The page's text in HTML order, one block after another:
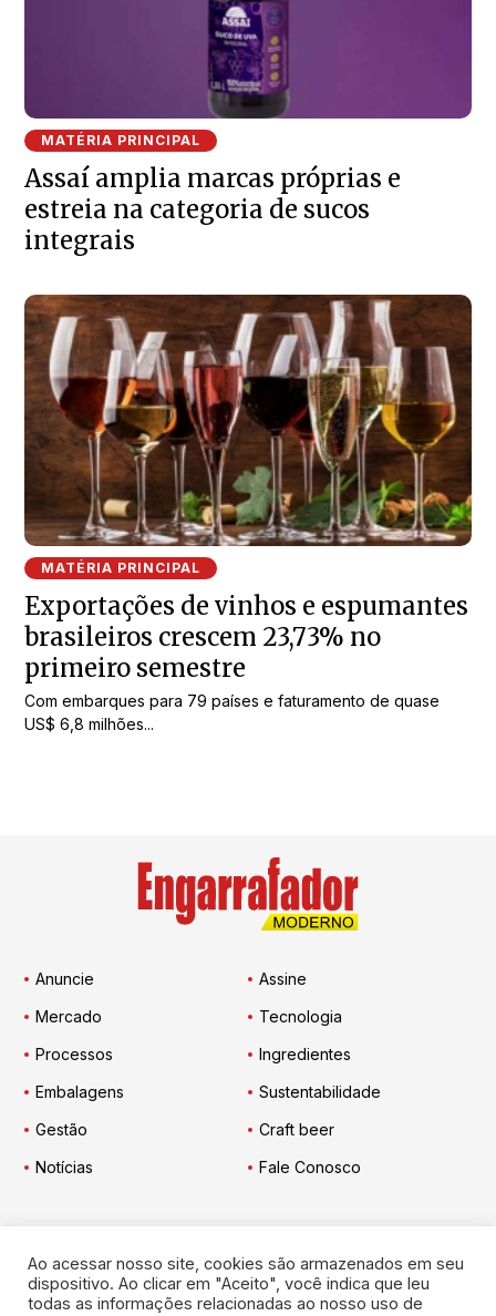
MATÉRIA PRINCIPAL
Assaí amplia marcas próprias e
estreia na categoria de sucos
integrais
MATÉRIA PRINCIPAL
Exportações de vinhos e espumantes
brasileiros crescem 23,73% no
primeiro semestre
Com embarques para 79 países e faturamento de quase
US$ 6,8 milhões...
Anuncie
Assine
Mercado
Tecnologia
Processos
Ingredientes
Embalagens
Sustentabilidade
Gestão
Craft beer
Notícias
Fale Conosco
Engarrafador Moderno nas Redes:
Ao acessar nosso site, cookies são armazenados em seu
dispositivo. Ao clicar em "Aceito", você indica que leu
todas as informações relacionadas ao nosso uso de